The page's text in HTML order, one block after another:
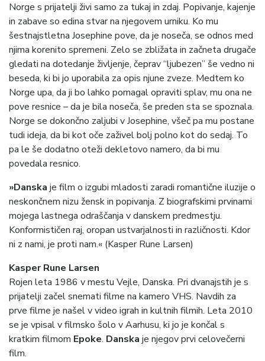
Norge s prijatelji živi samo za tukaj in zdaj. Popivanje, kajenje
in zabave so edina stvar na njegovem urniku. Ko mu
šestnajstletna Josephine pove, da je noseča, se odnos med
njima korenito spremeni. Zelo se zbližata in začneta drugače
gledati na dotedanje življenje, čeprav “ljubezen” še vedno ni
beseda, ki bi jo uporabila za opis njune zveze. Medtem ko
Norge upa, da ji bo lahko pomagal opraviti splav, mu ona ne
pove resnice – da je bila noseča, še preden sta se spoznala.
Norge se dokončno zaljubi v Josephine, všeč pa mu postane
tudi ideja, da bi kot oče zaživel bolj polno kot do sedaj. To
pa le še dodatno oteži dekletovo namero, da bi mu
povedala resnico.
»Danska je film o izgubi mladosti zaradi romantične iluzije o
neskončnem nizu žensk in popivanja. Z biografskimi prvinami
mojega lastnega odraščanja v danskem predmestju.
Konformističen raj, oropan ustvarjalnosti in različnosti. Kdor
ni z nami, je proti nam.« (Kasper Rune Larsen)
Kasper Rune Larsen
Rojen leta 1986 v mestu Vejle, Danska. Pri dvanajstih je s
prijatelji začel snemati filme na kamero VHS. Navdih za
prve filme je našel v video igrah in kultnih filmih. Leta 2010
se je vpisal v filmsko šolo v Aarhusu, ki jo je končal s
kratkim filmom Epoke. Danska je njegov prvi celovečerni
film.